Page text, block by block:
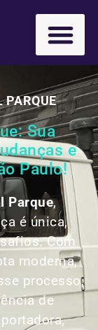
PARQUE
Sua
e
Paulo!
Parque,
é única,
Com
moderna,
processo,
de